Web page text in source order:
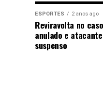
ESPORTES 2 anos ago
Reviravolta no
anulado e
suspenso